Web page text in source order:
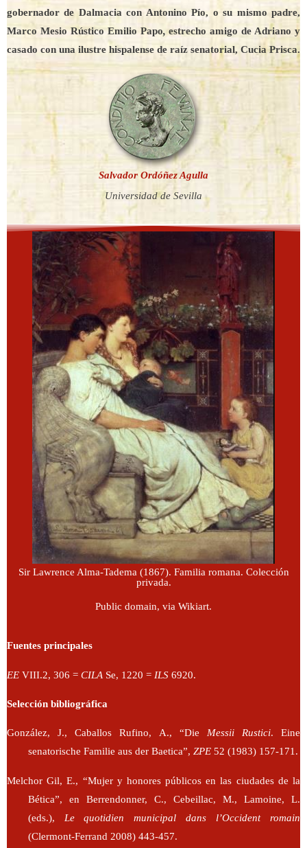
gobernador de Dalmacia con Antonino Pío, o su mismo padre,
Marco Mesio Rústico Emilio Papo,estrecho amigo de Adriano y
casado con una ilustre hispalense de raíz senatorial, Cucia Prisca.
Salvador Ordóñez Agulla
Universidad de Sevilla
Sir Lawrence Alma-Tadema (1867). Familia romana. Colección
privada.
Public domain, via Wikiart.
Fuentes principales
EE VIII.2, 306 = CILA Se, 1220 = ILS 6920.
Selección bibliográfica
González, J., Caballos Rufino, A., “Die Messii Rustici. Eine
senatorische Familie aus der Baetica”, ZPE52 (1983) 157-171.
Melchor Gil, E., “Mujer y honores públicos en las ciudades de la
Bética”, en Berrendonner, C., Cebeillac, M., Lamoine, L.
(eds.), Le quotidien municipal dans l’Occident romain
(Clermont-Ferrand 2008) 443-457.